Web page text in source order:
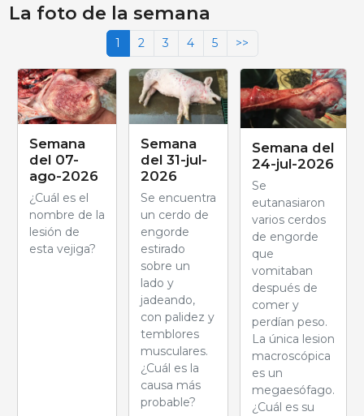
La foto de la semana
1 2 3 4 5 >>
Semana
del 07-
ago-2026
¿Cuál es el
nombre de la
lesión de
esta vejiga?
Semana
del 31-jul-
2026
Se encuentra
un cerdo de
engorde
estirado
sobre un
lado y
jadeando,
con palidez y
temblores
musculares.
¿Cuál es la
causa más
probable?
Semana del
24-jul-2026
Se
eutanasiaron
varios cerdos
de engorde
que
vomitaban
después de
comer y
perdían peso.
La única lesion
macroscópica
es un
megaesófago.
¿Cuál es su